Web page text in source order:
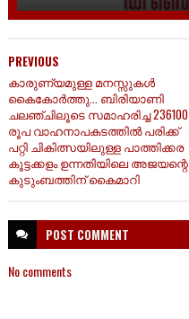
PREVIOUS
കാരുണ്യമുള്ള മനസ്സുകൾ
കൈകോർത്തു... ബിരിയാണി
ചലഞ്ചിലൂടെ സമാഹരിച്ച 236100
രൂപ വാഹനാപകടത്തിൽ പരിക്ക്
പറ്റി ചികിത്സയിലുള്ള പാത്തിക്കര
കൂട്ടക്കളം ഉന്നതിയിലെ അജയന്റെ
കുടുംബത്തിന് കൈമാറി
POST COMMENT
No comments